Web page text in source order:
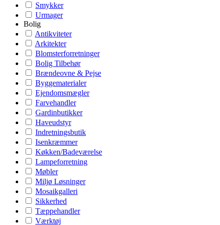
Smykker
Urmager
Bolig
Antikviteter
Arkitekter
Blomsterforretninger
Bolig Tilbehør
Brændeovne & Pejse
Byggematerialer
Ejendomsmægler
Farvehandler
Gardinbutikker
Haveudstyr
Indretningsbutik
Isenkræmmer
Køkken/Badeværelse
Lampeforretning
Møbler
Miljø Løsninger
Mosaikgalleri
Sikkerhed
Tæppehandler
Værktøj